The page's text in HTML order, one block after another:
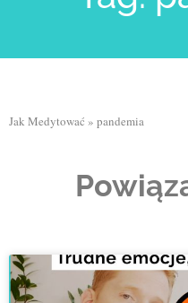
Jak Medytować » pandemia